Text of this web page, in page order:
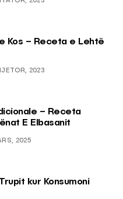
Kos – Receta e Lehtë
2023
– Receta
E Elbasanit
2025
kur Konsumoni